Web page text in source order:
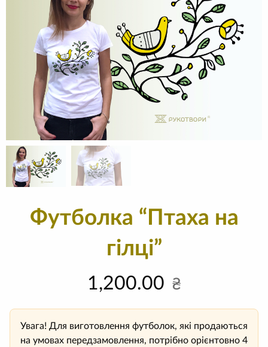
Футболка “Птаха на
гілці”
1,200.00 ₴
Увага! Для виготовлення футболок, які продаються
на умовах передзамовлення, потрібно орієнтовно 4